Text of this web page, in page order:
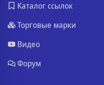
Каталог ссылок
Торговые марки
Видео
Форум